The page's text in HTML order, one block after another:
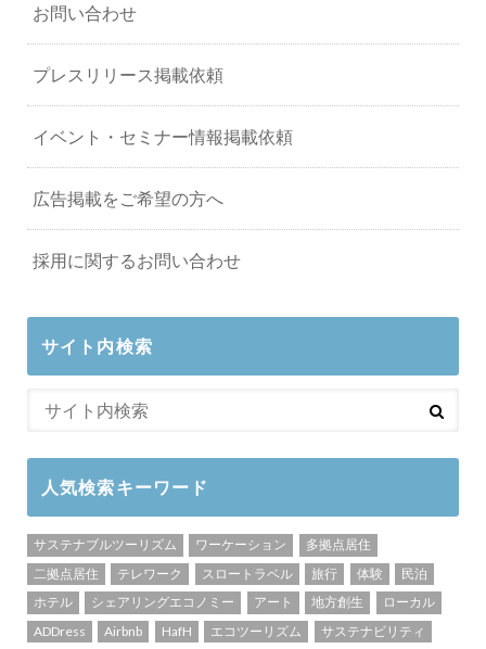
お問い合わせ
プレスリリース掲載依頼
イベント・セミナー情報掲載依頼
広告掲載をご希望の方へ
採用に関するお問い合わせ
サイト内検索
人気検索キーワード
サステナブルツーリズム ワーケーション
多拠点居住
二拠点居住
テレワーク スロートラベル 旅行 体験
民泊
ホテル
シェアリングエコノミー アート 地方創生
ローカル
ADDress
Airbnb HafH エコツーリズム サステナビリティ